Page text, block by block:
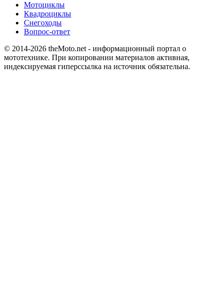
Мотоциклы
Квадроциклы
Снегоходы
Вопрос-ответ
© 2014-2026 theMoto.net - информационный портал о
мототехнике. При копировании материалов активная,
индексируемая гиперссылка на источник обязательна.